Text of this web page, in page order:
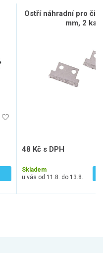
Ostří náhradní pro
mm, 2 ks
48 Kč s DPH
Skladem
u vás od 11.8. do 13.8.